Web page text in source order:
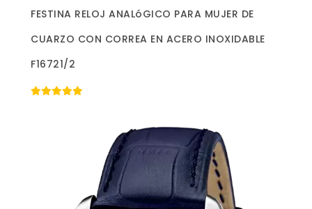
Más información »
FESTINA RELOJ ANALóGICO PARA MUJER DE
CUARZO CON CORREA EN ACERO INOXIDABLE
F16721/2